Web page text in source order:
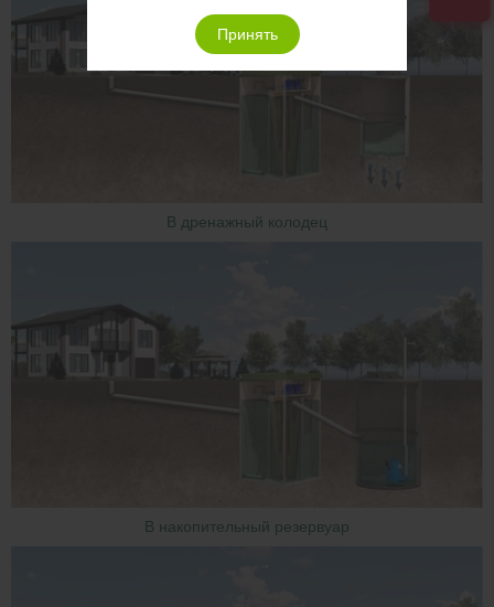
В дренажный колодец
В накопительный резервуар
Принять